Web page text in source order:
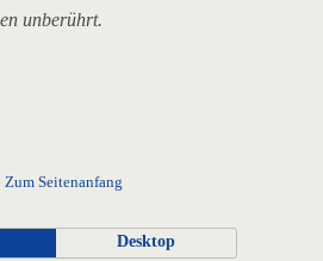
unberührt.
Zum Seitenanfang
Desktop